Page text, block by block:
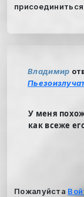
Владимир
У меня
как всеже
Пожалуйста